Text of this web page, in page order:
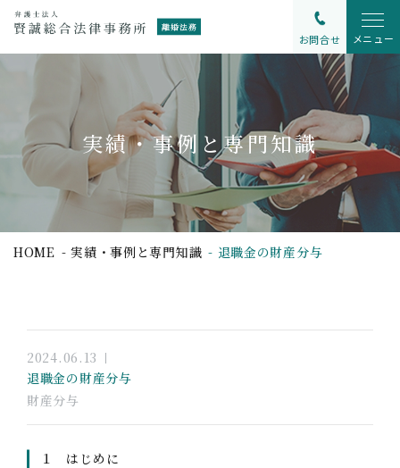
お問合せ メニュー
実績・事例と専門知識
HOME 実績・事例と専門知識 退職金の財産分与
2024.06.13
退職金の財産分与
財産分与
１ はじめに